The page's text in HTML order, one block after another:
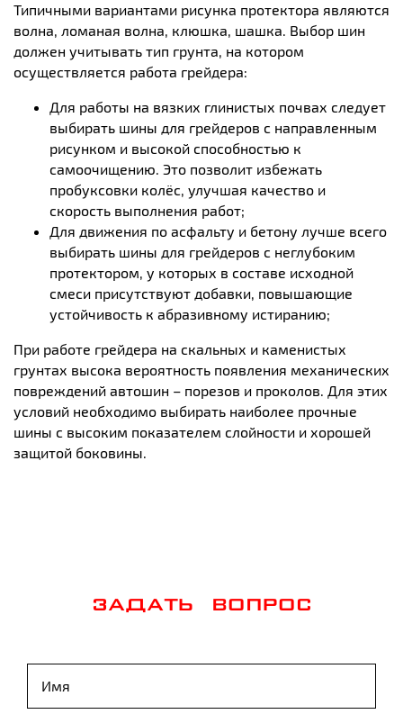
Типичными вариантами рисунка протектора являются
волна, ломаная волна, клюшка, шашка. Выбор шин
должен учитывать тип грунта, на котором
осуществляется работа грейдера:
Для работы на вязких глинистых почвах следует
выбирать шины для грейдеров с направленным
рисунком и высокой способностью к
самоочищению. Это позволит избежать
пробуксовки колёс, улучшая качество и
скорость выполнения работ;
Для движения по асфальту и бетону лучше всего
выбирать шины для грейдеров с неглубоким
протектором, у которых в составе исходной
смеси присутствуют добавки, повышающие
устойчивость к абразивному истиранию;
При работе грейдера на скальных и каменистых
грунтах высока вероятность появления механических
повреждений автошин – порезов и проколов. Для этих
условий необходимо выбирать наиболее прочные
шины с высоким показателем слойности и хорошей
защитой боковины.
ЗАДАТЬ ВОПРОС